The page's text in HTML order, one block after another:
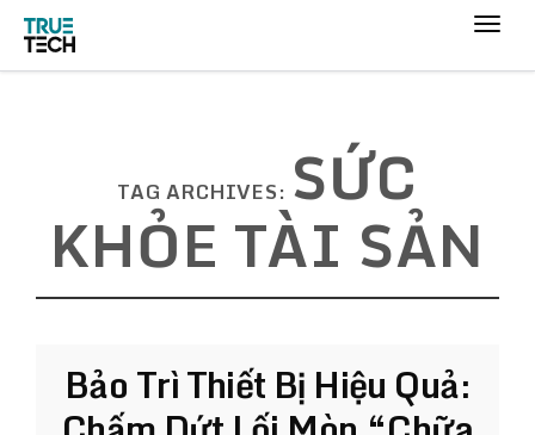
TAG ARCHIVES: SỨC
KHỎE TÀI SẢN
Bảo Trì Thiết Bị Hiệu Quả: